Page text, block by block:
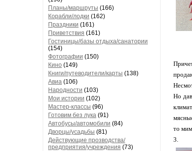
Планы/маршруты (166)
Корабли/лодки (162)
Праздники (161)
Приветствия (161)
Гостиницы/базы отдыха/санатории
(154)
Фотографии (150)
Кино (149)
Книги/путеводители/карты (138)
Авиа (106)
Народности (103)
Мои истории (102)
Мастер-классы (96)
Готовим без лука (91)
Автобусы/автомобили (84)
Дворцы/усадьбы (81)
Действующие прозводства/
предприятия/учреждения (73)
Но
то
3.